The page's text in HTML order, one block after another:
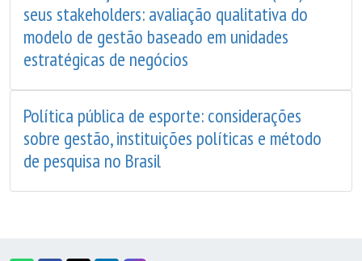
seus stakeholders: avaliação qualitativa do
modelo de gestão baseado em unidades
estratégicas de negócios
Política pública de esporte: considerações
sobre gestão, instituições políticas e método
de pesquisa no Brasil